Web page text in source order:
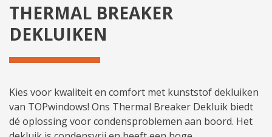
THERMAL BREAKER
DEKLUIKEN
Kies voor kwaliteit en comfort met kunststof dekluiken
van TOPwindows! Ons Thermal Breaker Dekluik biedt
dé oplossing voor condensproblemen aan boord. Het